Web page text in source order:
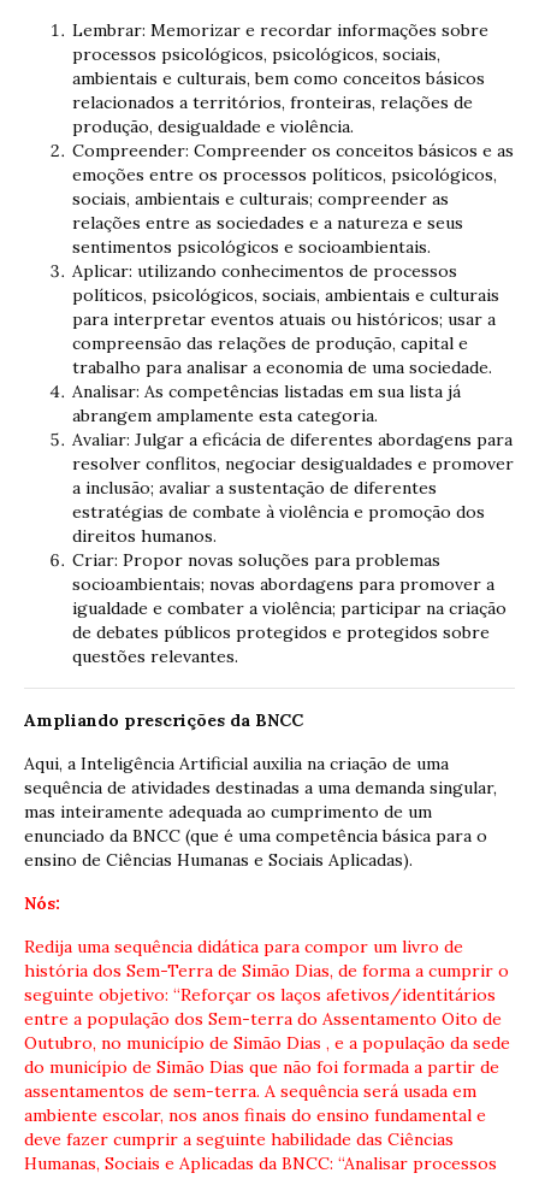
Lembrar: Memorizar e recordar informações sobre
processos psicológicos, psicológicos, sociais,
ambientais e culturais, bem como conceitos básicos
relacionados a territórios, fronteiras, relações de
produção, desigualdade e violência.
Compreender: Compreender os conceitos básicos e as
emoções entre os processos políticos, psicológicos,
sociais, ambientais e culturais; compreender as
relações entre as sociedades e a natureza e seus
sentimentos psicológicos e socioambientais.
Aplicar: utilizando conhecimentos de processos
políticos, psicológicos, sociais, ambientais e culturais
para interpretar eventos atuais ou históricos; usar a
compreensão das relações de produção, capital e
trabalho para analisar a economia de uma sociedade.
Analisar: As competências listadas em sua lista já
abrangem amplamente esta categoria.
Avaliar: Julgar a eficácia de diferentes abordagens para
resolver conflitos, negociar desigualdades e promover
a inclusão; avaliar a sustentação de diferentes
estratégias de combate à violência e promoção dos
direitos humanos.
Criar: Propor novas soluções para problemas
socioambientais; novas abordagens para promover a
igualdade e combater a violência; participar na criação
de debates públicos protegidos e protegidos sobre
questões relevantes.
Ampliando prescrições da BNCC
Aqui, a Inteligência Artificial auxilia na criação de uma
sequência de atividades destinadas a uma demanda singular,
mas inteiramente adequada ao cumprimento de um
enunciado da BNCC (que é uma competência básica para o
ensino de Ciências Humanas e Sociais Aplicadas).
Nós:
Redija uma sequência didática para compor um livro de
história dos Sem-Terra de Simão Dias, de forma a cumprir o
seguinte objetivo: “Reforçar os laços afetivos/identitários
entre a população dos Sem-terra do Assentamento Oito de
Outubro, no município de Simão Dias , e a população da sede
do município de Simão Dias que não foi formada a partir de
assentamentos de sem-terra. A sequência será usada em
ambiente escolar, nos anos finais do ensino fundamental e
deve fazer cumprir a seguinte habilidade das Ciências
Humanas, Sociais e Aplicadas da BNCC: “Analisar processos